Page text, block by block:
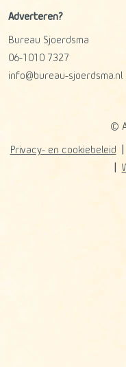
Adverteren?
Bureau Sjoerdsma
06-1010 7327
info@bureau-sjoerdsma.nl
©
Privacy- en cookiebeleid